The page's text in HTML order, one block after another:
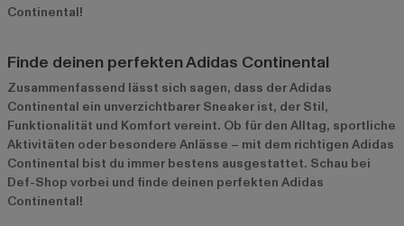
Continental!
Finde deinen perfekten Adidas Continental
Zusammenfassend lässt sich sagen, dass der Adidas
Continental ein unverzichtbarer Sneaker ist, der Stil,
Funktionalität und Komfort vereint. Ob für den Alltag, sportliche
Aktivitäten oder besondere Anlässe – mit dem richtigen Adidas
Continental bist du immer bestens ausgestattet. Schau bei
Def-Shop vorbei und finde deinen perfekten Adidas
Continental!